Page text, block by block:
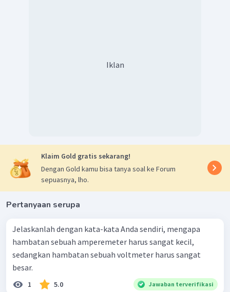
Iklan
Klaim Gold gratis sekarang!
Dengan Gold kamu bisa tanya soal ke Forum
sepuasnya, lho.
Pertanyaan serupa
Jelaskanlah dengan kata-kata Anda sendiri, mengapa
hambatan sebuah amperemeter harus sangat kecil,
sedangkan hambatan sebuah voltmeter harus sangat
besar.
1 5.0 Jawaban terverifikasi